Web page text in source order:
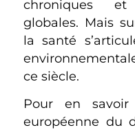
chroniques et
globales. Mais
la santé
ce siècle.
Pour en
européenne du